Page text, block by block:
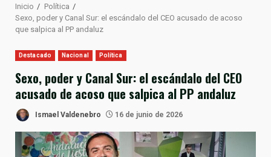
Inicio
Política
Sexo, poder y Canal Sur: el escándalo del CEO acusado de acoso
que salpica al PP andaluz
Destacado Nacional Política
Sexo, poder y Canal Sur: el escándalo del CEO
acusado de acoso que salpica al PP andaluz
Ismael Valdenebro 16 de junio de 2026